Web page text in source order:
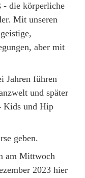
- die körperliche
Mit unseren
aber mit
Jahren führen
und später
Kids und Hip
geben.
am Mittwoch
2023 hier